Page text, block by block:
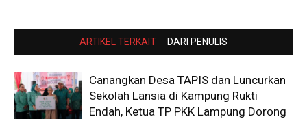
ARTIKEL TERKAIT DARI PENULIS
Canangkan Desa TAPIS dan Luncurkan
Sekolah Lansia di Kampung Rukti
Endah, Ketua TP PKK Lampung Dorong